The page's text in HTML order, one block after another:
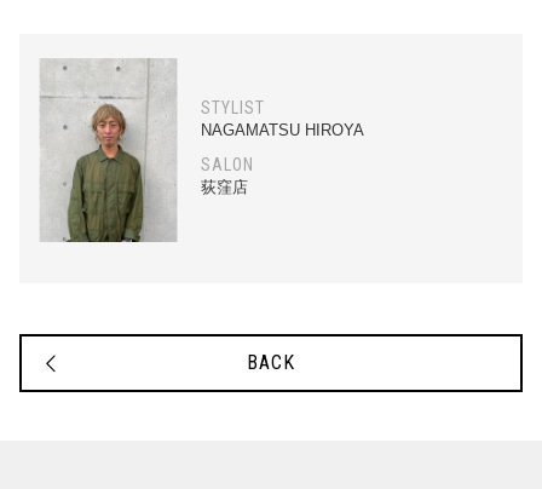
STYLIST
NAGAMATSU HIROYA
SALON
荻窪店
BACK